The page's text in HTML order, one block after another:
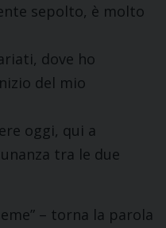
sepolto, è molto
dove ho
del mio
oggi, qui a
tra le due
– torna la parola